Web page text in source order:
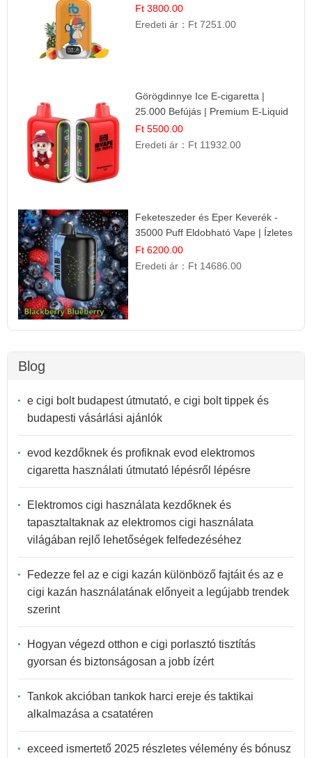
Gyümölcs Íz
Ft 3800.00
Eredeti ár： Ft 7251.00
Görögdinnye Ice E-cigaretta |
25.000 Befújás | Premium E-Liquid
Ft 5500.00
Eredeti ár： Ft 11932.00
Feketeszeder és Eper Keverék -
35000 Puff Eldobható Vape | Ízletes
Gyümölcsökombináció!
Ft 6200.00
Eredeti ár： Ft 14686.00
Blog
e cigi bolt budapest útmutató, e cigi bolt tippek és
budapesti vásárlási ajánlók
evod kezdőknek és profiknak evod elektromos
cigaretta használati útmutató lépésről lépésre
Elektromos cigi használata kezdőknek és
tapasztaltaknak az elektromos cigi használata
világában rejlő lehetőségek felfedezéséhez
Fedezze fel az e cigi kazán különböző fajtáit és az e
cigi kazán használatának előnyeit a legújabb trendek
szerint
Hogyan végezd otthon e cigi porlasztó tisztítás
gyorsan és biztonságosan a jobb ízért
Tankok akcióban tankok harci ereje és taktikai
alkalmazása a csatatéren
exceed ismertető 2025 részletes vélemény és bónusz